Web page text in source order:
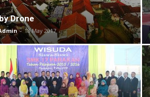
Drone
- 18 May 2017